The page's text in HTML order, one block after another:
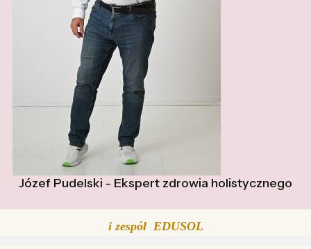
Józef Pudelski - Ekspert zdrowia holistycznego
i zespół EDUSOL